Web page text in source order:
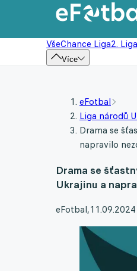
VšeChance Liga2. Liga
Více
eFotbal
Liga národů
Drama se
napravilo
Drama se
Ukrajinu a
eFotbal,